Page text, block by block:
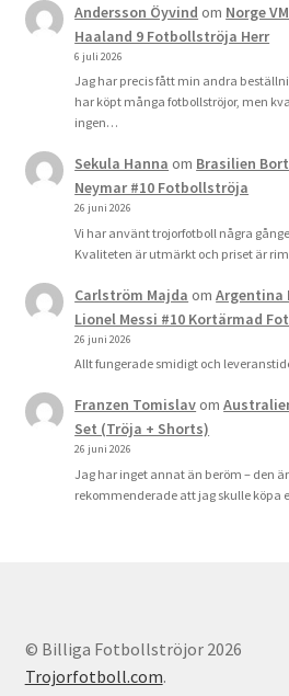
Andersson Öyvind om Norge
Haaland 9 Fotbollströja Herr
6 juli 2026
Jag har precis fått min andra
har köpt många fotbollströjor, men
ingen…
Sekula Hanna om Brasilien
Neymar #10 Fotbollströja
26 juni 2026
Vi har använt trojorfotboll några
Kvaliteten är utmärkt och priset är
Carlström Majda omArgentina
Lionel Messi #10 Kortärmad
26 juni 2026
Allt fungerade smidigt och
Franzen Tomislavom
Set (Tröja + Shorts)
26 juni 2026
Jag har inget annat än beröm – den
rekommenderade att jag skulle köpa
© Billiga Fotbollströjor 2026
Trojorfotboll.com.